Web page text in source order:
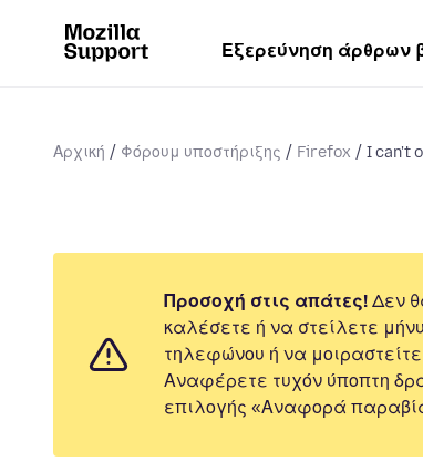
Εξερεύνηση άρθρων
Αρχική Φόρουμ υποστήριξης Firefox I can't
Προσοχή στις απάτες! Δεν
καλέσετε ή να στείλετε
τηλεφώνου ή να
Αναφέρετε τυχόν ύποπτη
επιλογής «Αναφορά